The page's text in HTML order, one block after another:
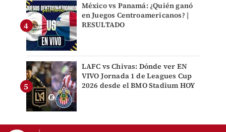
México vs Panamá: ¿Quién ganó
en Juegos Centroamericanos? |
RESULTADO
LAFC vs Chivas: Dónde ver EN
VIVO Jornada 1 de Leagues Cup
2026 desde el BMO Stadium HOY